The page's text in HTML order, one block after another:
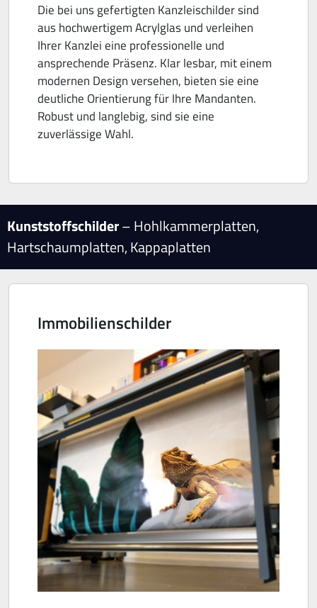
Die bei uns gefertigten Kanzleischilder sind
aus hochwertigem Acrylglas und verleihen
Ihrer Kanzlei eine professionelle und
ansprechende Präsenz. Klar lesbar, mit einem
modernen Design versehen, bieten sie eine
deutliche Orientierung für Ihre Mandanten.
Robust und langlebig, sind sie eine
zuverlässige Wahl.
Kunststoffschilder– Hohlkammerplatten,
Hartschaumplatten, Kappaplatten
Immobilienschilder